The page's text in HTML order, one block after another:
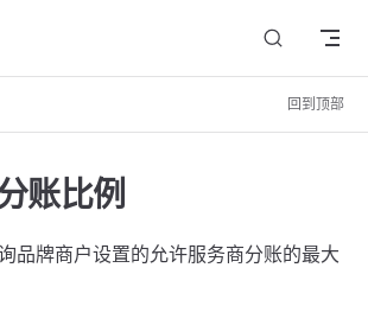
回到顶部
账比例
品牌商户设置的允许服务商分账的最大